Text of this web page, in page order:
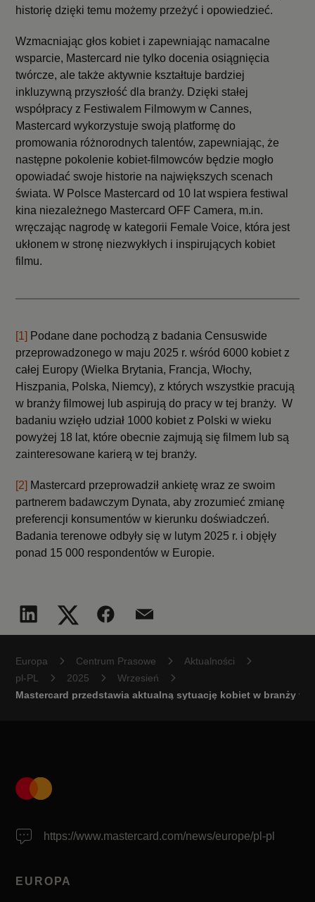
historię dzięki temu możemy przeżyć i opowiedzieć.
Wzmacniając głos kobiet i zapewniając namacalne
wsparcie, Mastercard nie tylko docenia osiągnięcia
twórcze, ale także aktywnie kształtuje bardziej
inkluzywną przyszłość dla branży. Dzięki stałej
współpracy z Festiwalem Filmowym w Cannes,
Mastercard wykorzystuje swoją platformę do
promowania różnorodnych talentów, zapewniając, że
następne pokolenie kobiet-filmowców będzie mogło
opowiadać swoje historie na największych scenach
świata. W Polsce Mastercard od 10 lat wspiera festiwal
kina niezależnego Mastercard OFF Camera, m.in.
wręczając nagrodę w kategorii Female Voice, która jest
ukłonem w stronę niezwykłych i inspirujących kobiet
filmu.
[1] Podane dane pochodzą z badania Censuswide
przeprowadzonego w maju 2025 r. wśród 6000 kobiet z
całej Europy (Wielka Brytania, Francja, Włochy,
Hiszpania, Polska, Niemcy), z których wszystkie pracują
w branży filmowej lub aspirują do pracy w tej branży. W
badaniu wzięło udział 1000 kobiet z Polski w wieku
powyżej 18 lat, które obecnie zajmują się filmem lub są
zainteresowane karierą w tej branży.
[2] Mastercard przeprowadził ankietę wraz ze swoim
partnerem badawczym Dynata, aby zrozumieć zmianę
preferencji konsumentów w kierunku doświadczeń.
Badania terenowe odbyły się w lutym 2025 r. i objęły
ponad 15 000 respondentów w Europie.
Europa Centrum Prasowe
Aktualności
pl-PL
2025
Wrzesień
Mastercard przedstawia aktualną sytuację kobiet w branży
https://www.mastercard.com/news/europe/pl-pl
EUROPA